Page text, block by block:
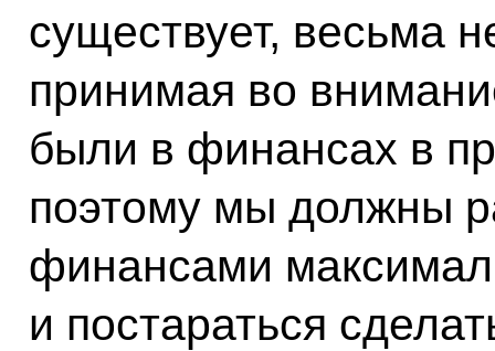
существует, весьма
принимая во
были в финансах в
поэтому мы должны
финансами
и постараться